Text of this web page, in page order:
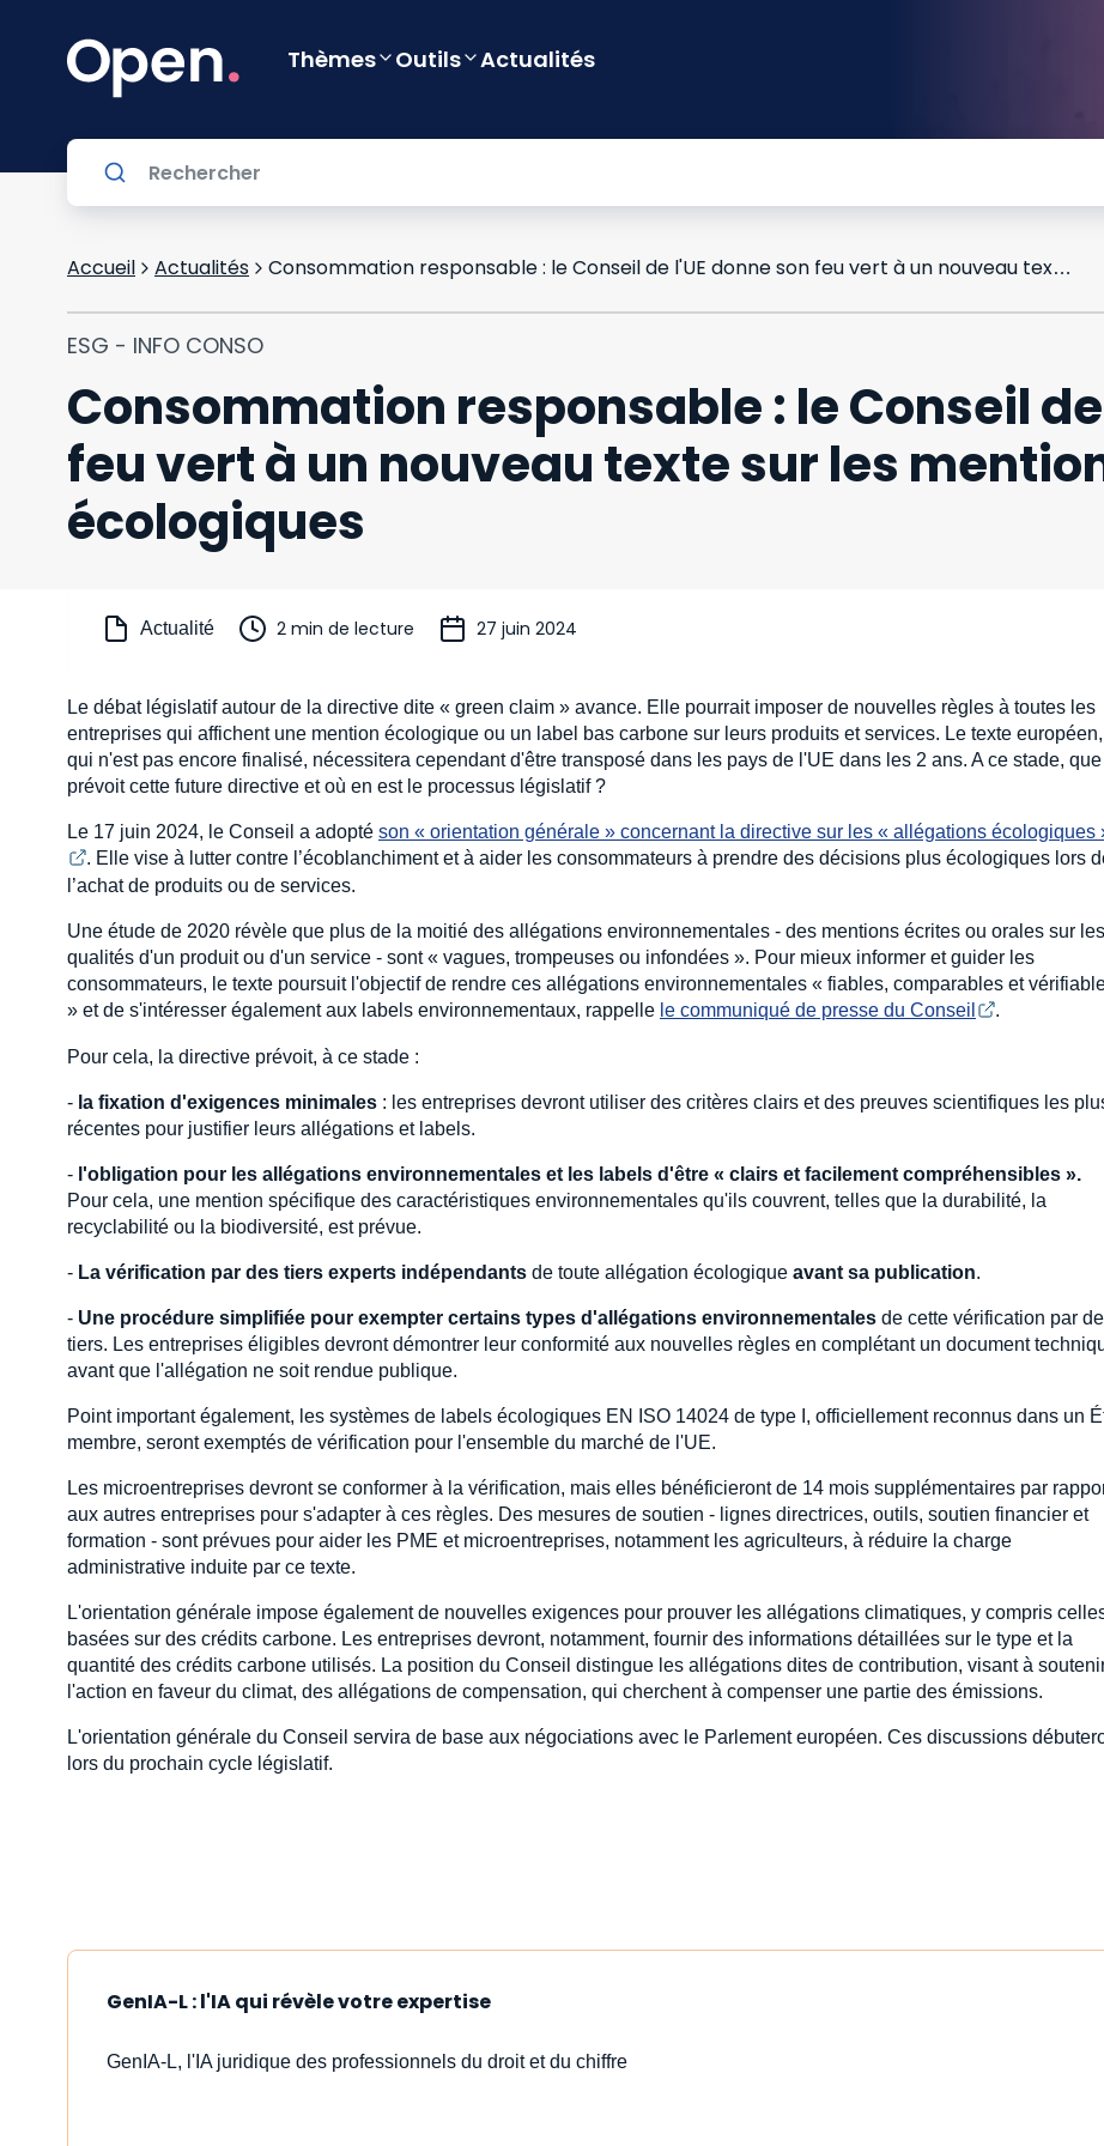
Thèmes Outils Actualités
Accueil Actualités Consommation responsable : le Conseil de l'UE donne son feu vert à un nouveau texte sur les mentions et labels écologiques
ESG - INFO CONSO
Consommation responsable : le Conseil de
feu vert à un nouveau texte sur les
écologiques
Actualité 2 min de lecture 27 juin 2024
Le débat législatif autour de la directive dite « green claim » avance. Elle pourrait imposer de nouvelles règles à toutes les
entreprises qui affichent une mention écologique ou un label bas carbone sur leurs produits et services. Le texte européen,
qui n'est pas encore finalisé, nécessitera cependant d'être transposé dans les pays de l'UE dans les 2 ans. A ce stade, que
prévoit cette future directive et où en est le processus législatif ?
Le 17 juin 2024, le Conseil a adopté son « orientation générale » concernant la directive sur les « allégations écologiques
. Elle vise à lutter contre l’écoblanchiment et à aider les consommateurs à prendre des décisions plus écologiques lors
l’achat de produits ou de services.
Une étude de 2020 révèle que plus de la moitié des allégations environnementales - des mentions écrites ou orales sur les
qualités d'un produit ou d'un service - sont « vagues, trompeuses ou infondées ». Pour mieux informer et guider les
consommateurs, le texte poursuit l'objectif de rendre ces allégations environnementales « fiables, comparables et
» et de s'intéresser également aux labels environnementaux, rappelle le communiqué de presse du Conseil .
Pour cela, la directive prévoit, à ce stade :
- la fixation d'exigences minimales : les entreprises devront utiliser des critères clairs et des preuves scientifiques les
récentes pour justifier leurs allégations et labels.
- l'obligation pour les allégations environnementales et les labels d'être « clairs et facilement compréhensibles ».
Pour cela, une mention spécifique des caractéristiques environnementales qu'ils couvrent, telles que la durabilité, la
recyclabilité ou la biodiversité, est prévue.
- La vérification par des tiers experts indépendants de toute allégation écologique avant sa publication.
- Une procédure simplifiée pour exempter certains types d'allégations environnementales de cette vérification par
tiers. Les entreprises éligibles devront démontrer leur conformité aux nouvelles règles en complétant un document
avant que l'allégation ne soit rendue publique.
Point important également, les systèmes de labels écologiques EN ISO 14024 de type I, officiellement reconnus dans un
membre, seront exemptés de vérification pour l'ensemble du marché de l'UE.
Les microentreprises devront se conformer à la vérification, mais elles bénéficieront de 14 mois supplémentaires par
aux autres entreprises pour s'adapter à ces règles. Des mesures de soutien - lignes directrices, outils, soutien financier et
formation - sont prévues pour aider les PME et microentreprises, notamment les agriculteurs, à réduire la charge
administrative induite par ce texte.
L'orientation générale impose également de nouvelles exigences pour prouver les allégations climatiques, y compris
basées sur des crédits carbone. Les entreprises devront, notamment, fournir des informations détaillées sur le type et la
quantité des crédits carbone utilisés. La position du Conseil distingue les allégations dites de contribution, visant à
l'action en faveur du climat, des allégations de compensation, qui cherchent à compenser une partie des émissions.
L'orientation générale du Conseil servira de base aux négociations avec le Parlement européen. Ces discussions
lors du prochain cycle législatif.
GenIA-L : l'IA qui révèle votre expertise
GenIA-L, l'IA juridique des professionnels du droit et du chiffre